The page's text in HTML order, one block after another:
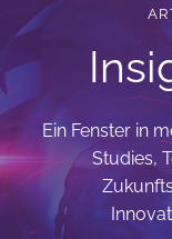
Ein Fenster in
Studies,